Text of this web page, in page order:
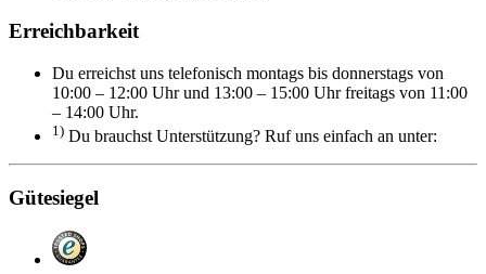
Erreichbarkeit
Du erreichst uns telefonisch montags bis donnerstags von
10:00 – 12:00 Uhr und 13:00 – 15:00 Uhr freitags von 11:00
– 14:00 Uhr.
1) Du brauchst Unterstützung? Ruf uns einfach an unter:
Gütesiegel